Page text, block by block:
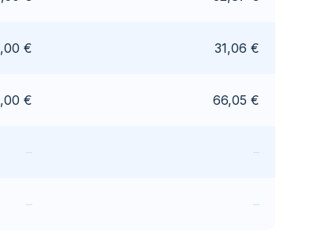
€ 31,06 €
€ 66,05 €
– –
– –